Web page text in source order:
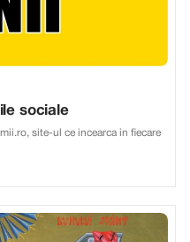
sociale
site-ul ce incearca in fiecare